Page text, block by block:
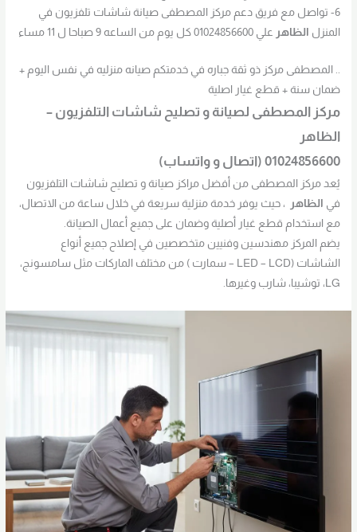
6- تواصل مع فريق دعم مركز المصطفى صيانة شاشات تلفزيون في
المنزل الظاهر علي 01024856600 كل يوم من الساعه 9 صباحا ل 11 مساء
.. المصطفى مركز ذو ثقة جباره في خدمتكم صيانه منزليه في نفس اليوم +
ضمان سنة + قطع غيار اصلية
مركز المصطفى لصيانة و تصليح شاشات التلفزيون –
الظاهر
01024856600 (اتصال و واتساب)
يُعد مركز المصطفى من أفضل مراكز صيانة و تصليح شاشات التلفزيون
في الظاهر
، حيث يوفر خدمة منزلية سريعة في خلال ساعة من الاتصال،
مع استخدام قطع غيار أصلية وضمان على جميع أعمال الصيانة.
يضم المركز مهندسين وفنيين متخصصين في إصلاح جميع أنواع
الشاشات (LED – LCD – سمارت ) من مختلف الماركات مثل سامسونج،
LG، توشيبا، شارب وغيرها.